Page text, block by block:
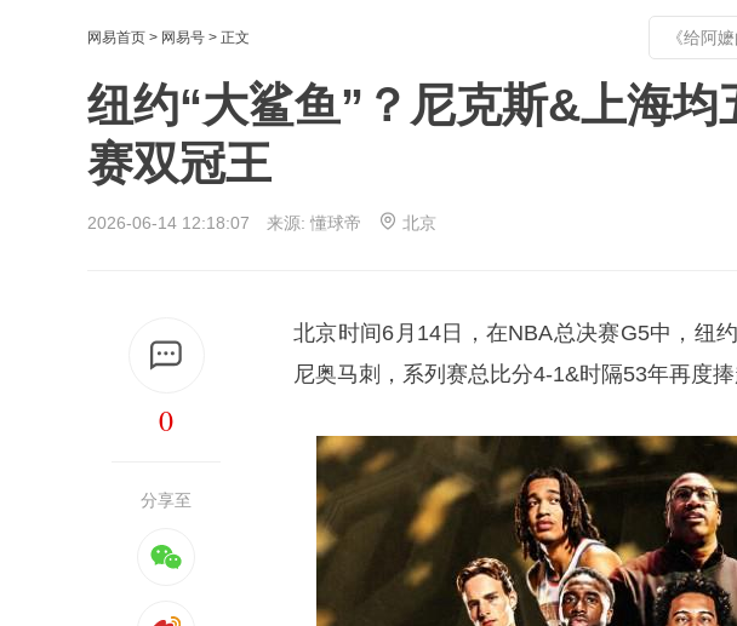
网易首页 > 网易号 > 正文
纽约“大鲨鱼”？尼克斯&上海
赛双冠王
2026-06-14 12:18:07 来源: 懂球帝 北京
0
分享至
北京时间6月14日，在NBA总决赛G5中，纽
尼奥马刺，系列赛总比分4-1&时隔53年再度捧